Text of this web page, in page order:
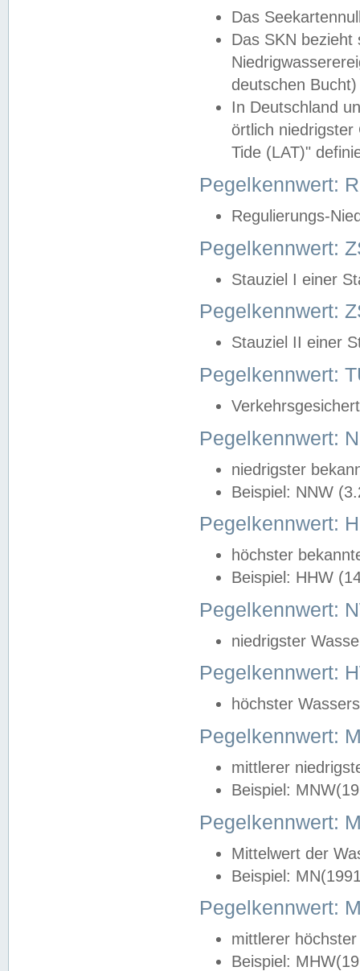
Das
Das SKN
deutschen
In Deutschland
örtlich
Tide (LAT)"
Pegelkennwert:
Regulierungs-
Pegelkennwert:
Stauziel I einer
Pegelkennwert:
Stauziel II einer
Pegelkennwert:
Pegelkennwert:
niedrigster
Beispiel: NNW
Pegelkennwert:
höchster
Beispiel: HHW
Pegelkennwert:
niedrigster
Pegelkennwert:
höchster
Pegelkennwert:
mittlerer
Beispiel:
Pegelkennwert:
Mittelwert der
Beispiel:
Pegelkennwert:
mittlerer
Beispiel: